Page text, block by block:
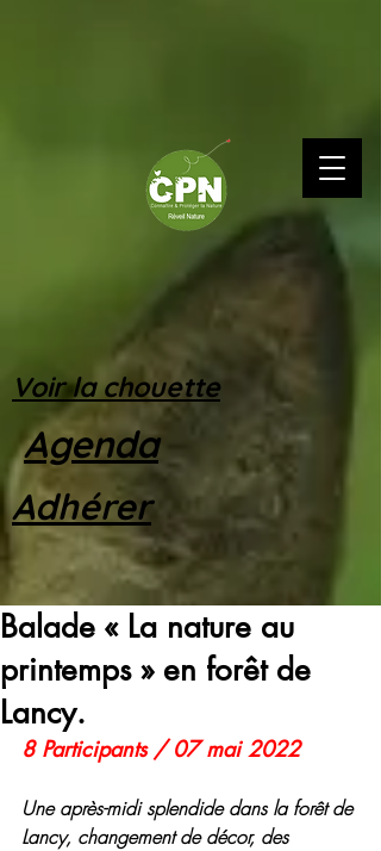
Voir la chouette
Adhérer
Agenda
Balade « La nature au
printemps » en forêt de
Lancy.
8 Participants / 07 mai 2022
Une après-midi splendide dans la forêt de
Lancy, changement de décor, des